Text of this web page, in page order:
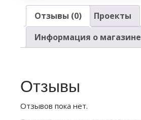
Отзывы (0)
Проекты
Информация о магазине
Отзывы
Отзывов пока нет.